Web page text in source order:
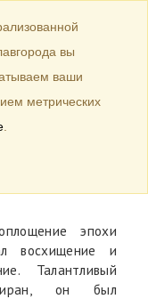
была
эпохи
восхищение и
Талантливый
он был
вы
ваши
метрических
.